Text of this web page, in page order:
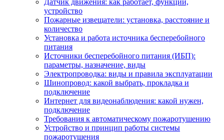
Датчик движения: как работает, функции,
устройство
Пожарные извещатели: установка, расстояние и
количество
Установка и работа источника бесперебойного
питания
Источники бесперебойного питания (ИБП):
параметры, назначение, виды
Электропроводка: виды и правила эксплуатации
Шинопровод: какой выбрать, прокладка и
подключение
Интернет для видеонаблюдения: какой нужен,
подключение
Требования к автоматическому пожаротушению
Устройство и принцип работы системы
пожаротушения